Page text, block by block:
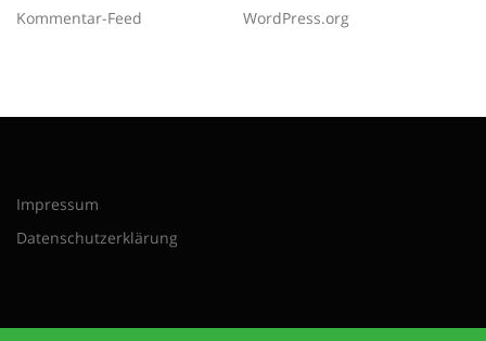
Kommentar-Feed
WordPress.org
Impressum
Datenschutzerklärung